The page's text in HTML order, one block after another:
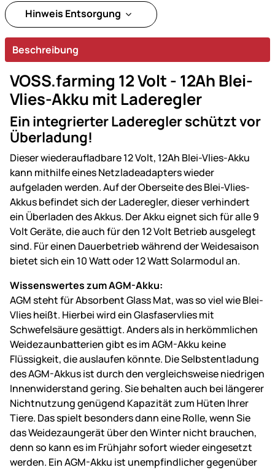
Hinweis Entsorgung
Beschreibung
VOSS.farming 12 Volt - 12Ah Blei-
Vlies-Akku mit Laderegler
Ein integrierter Laderegler schützt vor
Überladung!
Dieser wiederaufladbare 12 Volt, 12Ah Blei-Vlies-Akku
kann mithilfeeines Netzladeadapters wieder
aufgeladen werden. Auf der Oberseite des Blei-Vlies-
Akkus befindet sich der Laderegler, dieser verhindert
ein Überladen des Akkus. Der Akku eignet sich für alle 9
Volt Geräte, die auch für den 12 Volt Betrieb ausgelegt
sind. Für einen Dauerbetrieb während der Weidesaison
bietet sich ein 10 Watt oder 12 Watt Solarmodul an.
Wissenswertes zum AGM-Akku:
AGM steht für Absorbent Glass Mat, was so viel wie Blei-
Vlies heißt. Hierbei wird ein Glasfaservlies mit
Schwefelsäure gesättigt. Anders als in herkömmlichen
Weidezaunbatterien gibt es im AGM-Akku keine
Flüssigkeit, die auslaufen könnte. Die Selbstentladung
des AGM-Akkus ist durch den vergleichsweise niedrigen
Innenwiderstand gering. Sie behalten auch bei längerer
Nichtnutzung genügend Kapazität zum Hüten Ihrer
Tiere. Das spielt besonders dann eine Rolle, wenn Sie
das Weidezaungerät über den Winter nicht brauchen,
denn so kann es im Frühjahr sofort wieder eingesetzt
werden. Ein AGM-Akku ist unempfindlicher gegenüber